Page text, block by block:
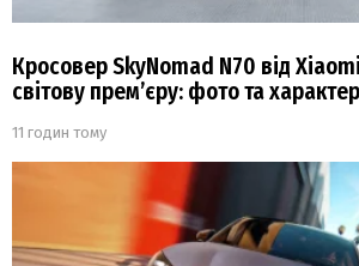
Кросовер SkyNomad N70 від
світову прем’єру: фото та
11 годин тому